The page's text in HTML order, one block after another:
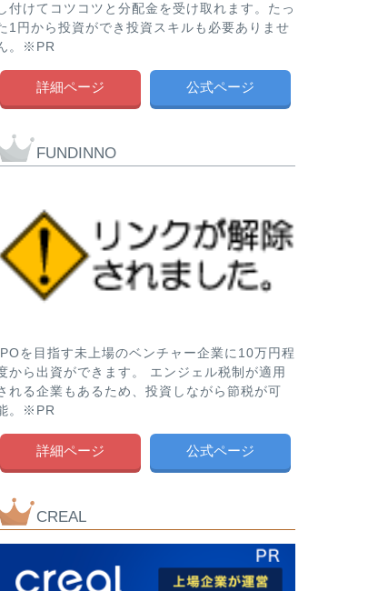
付けてコツコツと分配金を受け取れます。たっ
1円から投資ができ投資スキルも必要ありませ
。※PR
詳細ページ 公式ページ
FUNDINNO
を目指す未上場のベンチャー企業に10万円程
から出資ができます。 エンジェル税制が適用
れる企業もあるため、投資しながら節税が可
。※PR
詳細ページ 公式ページ
CREAL